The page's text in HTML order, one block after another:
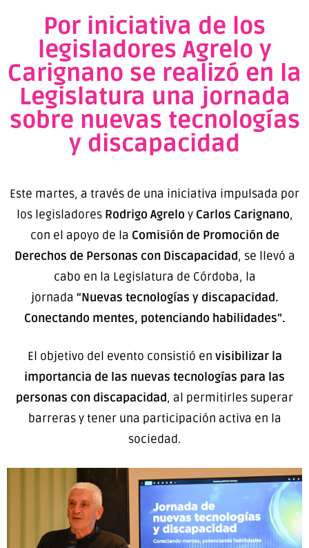
Por iniciativa de los
legisladores Agrelo y
Carignano se realizó en la
Legislatura una jornada
sobre nuevas tecnologías
y discapacidad
Este martes, a través de una iniciativa impulsada por
los legisladores Rodrigo Agrelo y Carlos Carignano,
con el apoyo de la Comisión de Promoción de
Derechos de Personas con Discapacidad, se llevó a
cabo en la Legislatura de Córdoba, la
jornada “Nuevas tecnologías y discapacidad.
Conectando mentes, potenciando habilidades”.
El objetivo del evento consistió en visibilizar la
importancia de las nuevas tecnologías para las
personas con discapacidad, al permitirles superar
barreras y tener una participación activa en la
sociedad.